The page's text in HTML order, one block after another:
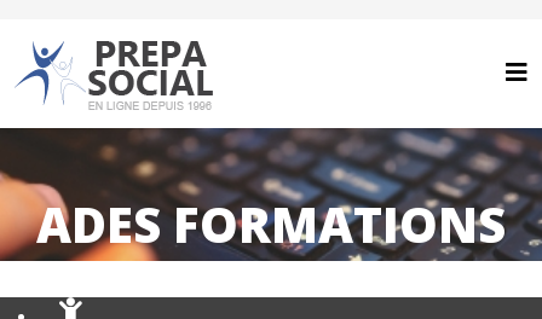
ADES FORMATIONS